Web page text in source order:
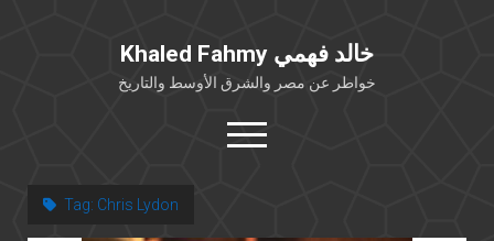
Khaled Fahmy خالد فهمي
خواطر عن مصر والشرق الأوسط والتاريخ
open
menu
Tag: Chris Lydon